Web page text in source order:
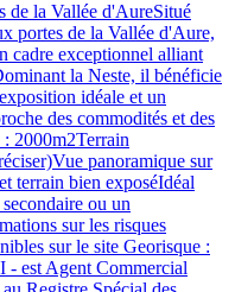
de la Vallée d'AureSitué
portes de la Vallée d'Aure,
cadre exceptionnel alliant
la Neste, il bénéficie
idéale et un
des commodités et des
: 2000m2Terrain
panoramique sur
terrain bien exposéIdéal
ou un
sur les risques
sur le site Georisque :
- est Agent Commercial